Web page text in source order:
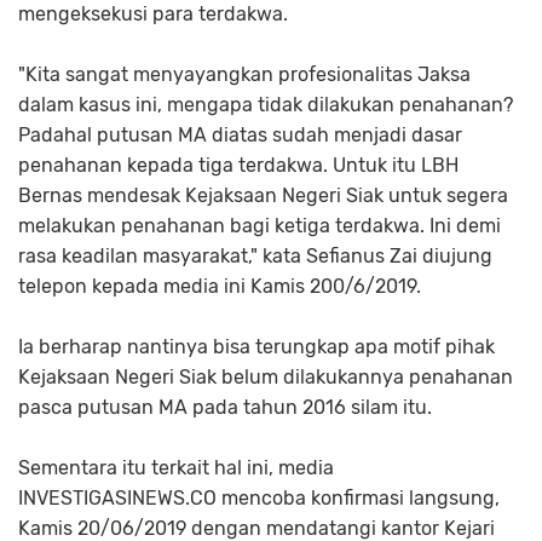
mengeksekusi para terdakwa.
"Kita sangat menyayangkan profesionalitas Jaksa
dalam kasus ini, mengapa tidak dilakukan penahanan?
Padahal putusan MA diatas sudah menjadi dasar
penahanan kepada tiga terdakwa. Untuk itu LBH
Bernas mendesak Kejaksaan Negeri Siak untuk segera
melakukan penahanan bagi ketiga terdakwa. Ini demi
rasa keadilan masyarakat," kata Sefianus Zai diujung
telepon kepada media ini Kamis 200/6/2019.
Ia berharap nantinya bisa terungkap apa motif pihak
Kejaksaan Negeri Siak belum dilakukannya penahanan
pasca putusan MA pada tahun 2016 silam itu.
Sementara itu terkait hal ini, media
INVESTIGASINEWS.CO mencoba konfirmasi langsung,
Kamis 20/06/2019 dengan mendatangi kantor Kejari